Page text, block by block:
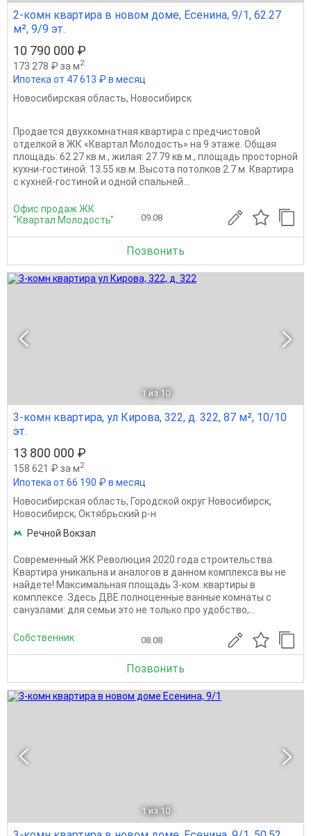
2-комн квартира в новом доме, Есенина, 9/1, 62.27
м², 9/9 эт.
10 790 000 ₽
173 278 ₽ за м2
Ипотека от 47 613 ₽ в месяц
Новосибирская область, Новосибирск
Продается двухкомнатная квартира с предчистовой
отделкой в ЖК «Квартал Молодость» на 9 этаже. Общая
площадь: 62.27 кв.м., жилая: 27.79 кв.м., площадь просторной
кухни-гостиной: 13.55 кв.м. Высота потолков 2.7 м. Квартира
с кухней-гостиной и одной спальней...
Офис продаж ЖК
"Квартал Молодость"
09.08
Позвонить
1 из 10
3-комн квартира, ул Кирова, 322, д. 322, 87 м², 10/10
эт.
13 800 000 ₽
158 621 ₽ за м2
Ипотека от 66 190 ₽ в месяц
Новосибирская область, Городской округ Новосибирск,
Новосибирск, Октябрьский р-н
Речной Вокзал
Современный ЖК Революция 2020 года строительства.
Квартира уникальна и аналогов в данном комплекса вы не
найдете! Максимальная площадь 3-ком. квартиры в
комплексе. Здесь ДВЕ полноценные ванные комнаты с
санузлами: для семьи это не только про удобство,...
Собственник 08.08
Позвонить
1 из 10